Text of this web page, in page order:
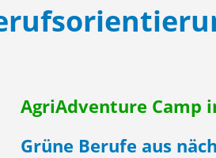
AgriAdventure Camp
Grüne Berufe aus